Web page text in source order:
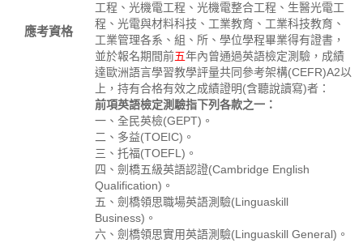
應考資格
工程、光機電工程、光機電整合工程、生醫光電工
程、光電與材料科技、工業教育、工業科技教育、
工業管理各系、組、所、學位學程畢業得有證書，
並於報名期間前五年內曾通過英語檢定測驗，成績
達歐洲語言學習教學評量共同參考架構(CEFR)A2以
上，持有合格有效之成績證明(含聽說讀寫)者：
前項英語檢定測驗指下列各款之一：
一、全民英檢(GEPT)。
二、多益(TOEIC)。
三、托福(TOEFL)。
四、劍橋五級英語認證(Cambridge English
Qualification)。
五、劍橋領思職場英語測驗(Linguaskill
Business)。
六、劍橋領思實用英語測驗(Linguaskill General)。